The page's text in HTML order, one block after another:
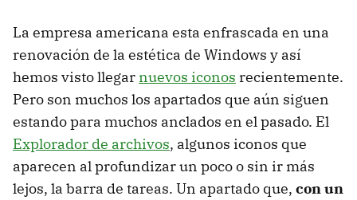
La empresa americana esta enfrascada en una
renovación de la estética de Windows y así
hemos visto llegar nuevos iconos recientemente.
Pero son muchos los apartados que aún siguen
estando para muchos anclados en el pasado. El
Explorador de archivos, algunos iconos que
aparecen al profundizar un poco o sin ir más
lejos, la barra de tareas. Un apartado que, con un